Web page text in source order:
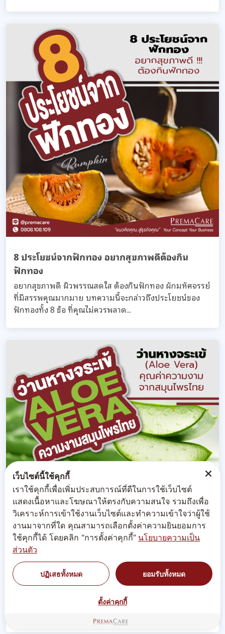
8 ประโยชน์จากฟักทอง อยากสุขภาพดีต้องกิน
ฟักทอง
อยากสุขภาพดี ผิวพรรณสดใส ต้องกินฟักทอง ผักมหัศจรรย์
ที่มีสรรพคุณมากมาย บทความนี้จะกล่าวถึงประโยชน์ของ
ฟักทองทั้ง 8 ข้อ ที่คุณไม่ควรพลาด...
ว่านหางจระเข้ Aloe Vera คุณค่าความงาม จาก
สมุนไพรไทย
ว่านหางจระเข้ (Aloe Vera) ความลับสมุนไพรไทย คุณค่าของ
เว็บไซต์นี้ใช้คุกกี้
เราใช้คุกกี้เพื่อเพิ่มประสบการณ์ที่ดีในการใช้เว็บไซต์
แสดงเนื้อหาและโฆษณาให้ตรงกับความสนใจ รวมถึงเพื่อ
วิเคราะห์การเข้าใช้งานเว็บไซต์และทำความเข้าใจว่าผู้ใช้
งานมาจากที่ใด คุณสามารถเลือกตั้งค่าความยินยอมการ
ใช้คุกกี้ได้ โดยคลิก “การตั้งค่าคุกกี้” นโยบายความเป็น
ส่วนตัว
ปฏิเสธทั้งหมด ยอมรับทั้งหมด
ตั้งค่าคุกกี้